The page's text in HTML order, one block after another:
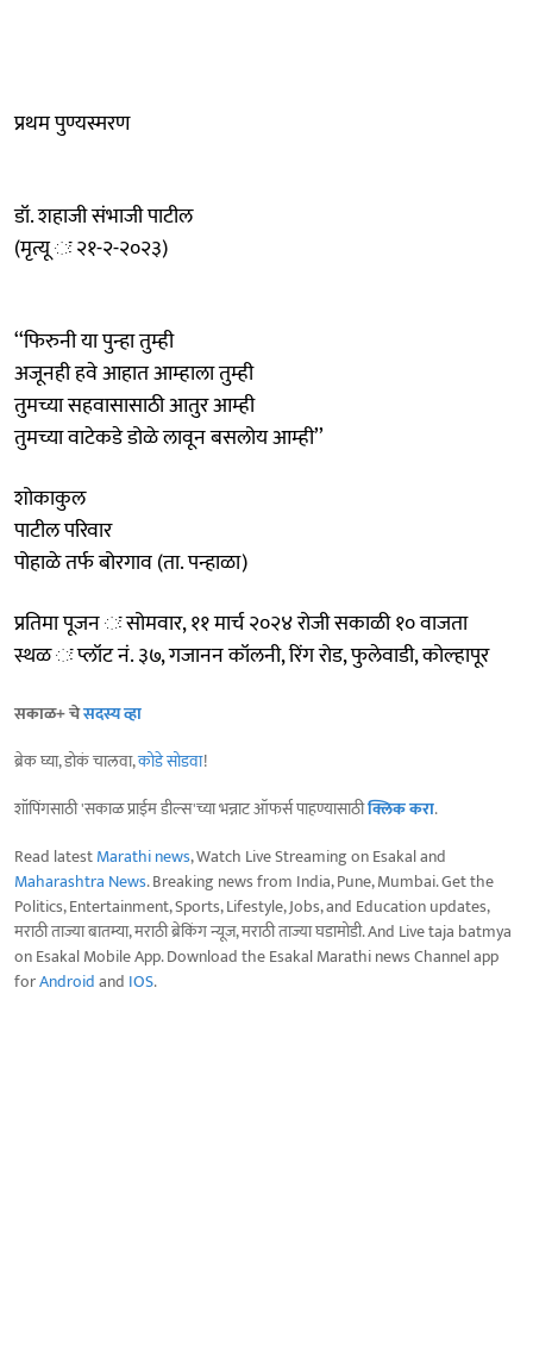
प्रथम पुण्यस्मरण
डॉ. शहाजी संभाजी पाटील
(मृत्यू ः २१-२-२०२३)
‘‘फिरुनी या पुन्हा तुम्ही
अजूनही हवे आहात आम्हाला तुम्ही
तुमच्या सहवासासाठी आतुर आम्ही
तुमच्या वाटेकडे डोळे लावून बसलोय आम्ही’’
शोकाकुल
पाटील परिवार
पोहाळे तर्फ बोरगाव (ता. पन्हाळा)
प्रतिमा पूजन ः सोमवार, ११ मार्च २०२४ रोजी सकाळी १० वाजता
स्थळ ः प्लॉट नं. ३७, गजानन कॉलनी, रिंग रोड, फुलेवाडी, कोल्हापूर
सकाळ+ चेसदस्य व्हा
ब्रेक घ्या, डोकं चालवा,कोडे सोडवा!
शॉपिंगसाठी 'सकाळ प्राईम डील्स'च्या भन्नाट ऑफर्स पाहण्यासाठीक्लिक करा.
Read latestMarathi news, Watch Live Streaming on Esakal and
Maharashtra News. Breaking news from India, Pune, Mumbai. Get the
Politics, Entertainment, Sports, Lifestyle, Jobs, and Education updates,
मराठी ताज्या बातम्या, मराठी ब्रेकिंग न्यूज, मराठी ताज्या घडामोडी. And Live taja batmya
on Esakal Mobile App. Download the Esakal Marathi news Channel app
forAndroidand IOS.